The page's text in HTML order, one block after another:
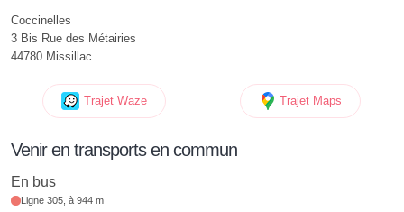
Coccinelles
3 Bis Rue des Métairies
44780 Missillac
Trajet Waze Trajet Maps
Venir en transports en commun
En bus
Ligne 305, à 944 m